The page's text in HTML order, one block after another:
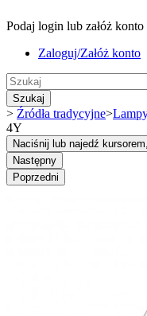
Podaj login lub załóż konto
Zaloguj/Załóż konto
Szukaj
> Źródła tradycyjne>
4Y
Naciśnij lub najedź
Następny
Poprzedni